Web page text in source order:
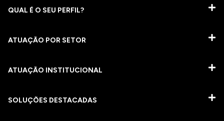
QUAL É O SEU PERFIL?
ATUAÇÃO POR SETOR
ATUAÇÃO INSTITUCIONAL
SOLUÇÕES DESTACADAS